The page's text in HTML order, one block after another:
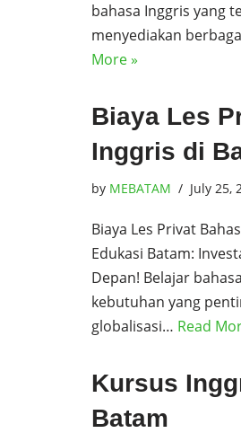
bahasa Inggris yang
menyediakan
More »
Biaya Les
Inggris di
by MEBATAM July 25,
Biaya Les Privat
Edukasi Batam:
Depan! Belajar
kebutuhan yang
globalisasi… Read
Kursus
Batam